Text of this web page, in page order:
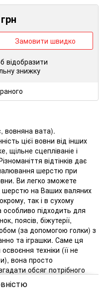
Замовити швидко
відобразити
знижку
вовняна вата).
цієї вовни від інших
щільне сцепліваніе і
відтінків дає
шерстю при
Ви легко зможете
шерстю на Ваших валяних
так і в сухому
підходить для
поясів, біжутерії,
(за допомогою голки) з
та іграшки. Саме ця
техніки (її не
вона просто
обсяг потрібного
фінішної голкою №40